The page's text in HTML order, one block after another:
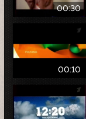
00:30
00:10